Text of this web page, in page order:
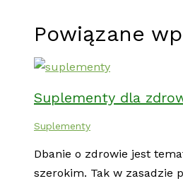
Powiązane
Suplementy dla
Suplementy
Dbanie o zdrowie jest
szerokim. Tak w zasadzie